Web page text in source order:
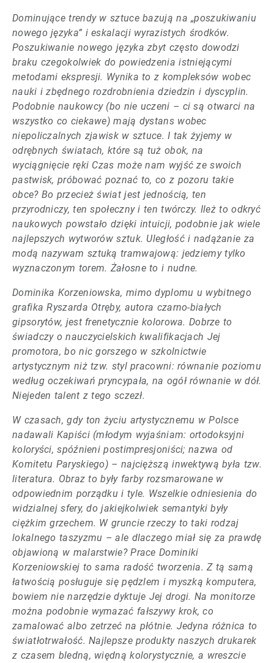
Dominujące trendy w sztuce bazują na „poszukiwaniu
nowego języka” i eskalacji wyrazistych środków.
Poszukiwanie nowego języka zbyt często dowodzi
braku czegokolwiek do powiedzenia istniejącymi
metodami ekspresji. Wynika to z kompleksów wobec
nauki i zbędnego rozdrobnienia dziedzin i dyscyplin.
Podobnie naukowcy (bo nie uczeni – ci są otwarci na
wszystko co ciekawe) mają dystans wobec
niepoliczalnych zjawisk w sztuce. I tak żyjemy w
odrębnych światach, które są tuż obok, na
wyciągnięcie ręki Czas może nam wyjść ze swoich
pastwisk, próbować poznać to, co z pozoru takie
obce? Bo przecież świat jest jednością, ten
przyrodniczy, ten społeczny i ten twórczy. Ileż to odkryć
naukowych powstało dzięki intuicji, podobnie jak wiele
najlepszych wytworów sztuk. Uległość i nadążanie za
modą nazywam sztuką tramwajową: jedziemy tylko
wyznaczonym torem. Żałosne to i nudne.
Dominika Korzeniowska, mimo dyplomu u wybitnego
grafika Ryszarda Otręby, autora czarno-białych
gipsorytów, jest frenetycznie kolorowa. Dobrze to
świadczy o nauczycielskich kwalifikacjach Jej
promotora, bo nic gorszego w szkolnictwie
artystycznym niż tzw. styl pracowni: równanie poziomu
według oczekiwań pryncypała, na ogół równanie w dół.
Niejeden talent z tego sczezł.
W czasach, gdy ton życiu artystycznemu w Polsce
nadawali Kapiści (młodym wyjaśniam: ortodoksyjni
koloryści, spóźnieni postimpresjoniści; nazwa od
Komitetu Paryskiego) – najcięższą inwektywą była tzw.
literatura. Obraz to były farby rozsmarowane w
odpowiednim porządku i tyle. Wszelkie odniesienia do
widzialnej sfery, do jakiejkolwiek semantyki były
ciężkim grzechem. W gruncie rzeczy to taki rodzaj
lokalnego taszyzmu – ale dlaczego miał się za prawdę
objawioną w malarstwie? Prace Dominiki
Korzeniowskiej to sama radość tworzenia. Z tą samą
łatwością posługuje się pędzlem i myszką komputera,
bowiem nie narzędzie dyktuje Jej drogi. Na monitorze
można podobnie wymazać fałszywy krok, co
zamalować albo zetrzeć na płótnie. Jedyna różnica to
światłotrwałość. Najlepsze produkty naszych drukarek
z czasem bledną, więdną kolorystycznie, a wreszcie